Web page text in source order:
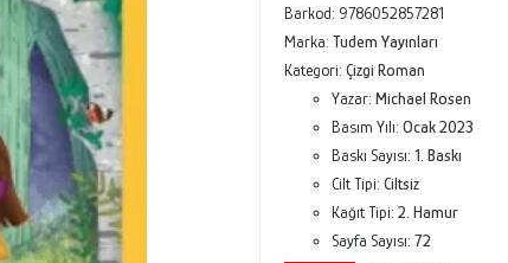
Barkod: 9786052857281
Marka: Tudem Yayınları
Kategori: Çizgi Roman
Yazar: Michael Rosen
Basım Yılı: Ocak 2023
Baskı Sayısı: 1. Baskı
Cilt Tipi: Ciltsiz
Kağıt Tipi: 2. Hamur
Sayfa Sayısı: 72